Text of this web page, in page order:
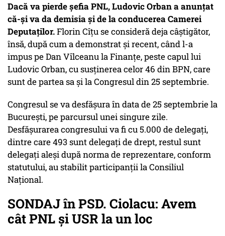
Dacă va pierde șefia PNL, Ludovic Orban a anunțat
că-și va da demisia și de la conducerea Camerei
Deputaților.Florin Cîțu se consideră deja câștigător,
însă, după cum a demonstrat și recent, când l-a
impus pe Dan Vîlceanu la Finanțe, peste capul lui
Ludovic Orban, cu susținerea celor 46 din BPN, care
sunt de partea sa și la Congresul din 25 septembrie.
Congresul se va desfăşura în data de 25 septembrie la
Bucureşti, pe parcursul unei singure zile.
Desfăşurarea congresului va fi cu 5.000 de delegaţi,
dintre care 493 sunt delegaţi de drept, restul sunt
delegaţi aleşi după norma de reprezentare, conform
statutului, au stabilit participanţii la Consiliul
Naţional.
SONDAJ în PSD. Ciolacu: Avem
cât PNL și USR la un loc